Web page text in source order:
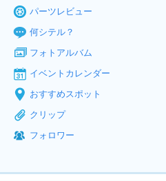
パーツレビュー
何シテル？
フォトアルバム
イベントカレンダー
おすすめスポット
クリップ
フォロワー